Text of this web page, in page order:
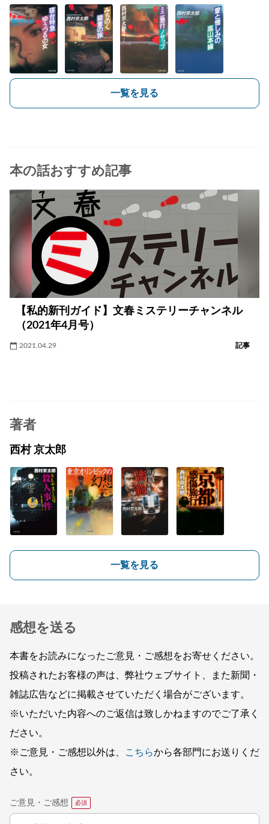
一覧を見る
本の話おすすめ記事
【私的新刊ガイド】文春ミステリーチャンネル
（2021年4月号）
2021.04.29 記事
著者
西村 京太郎
一覧を見る
感想を送る
本書をお読みになったご意見・ご感想をお寄せください。
投稿されたお客様の声は、弊社ウェブサイト、また新聞・
雑誌広告などに掲載させていただく場合がございます。
※いただいた内容へのご返信は致しかねますのでご了承く
ださい。
※ご意見・ご感想以外は、
こちらから各部門にお送りくだ
さい。
ご意見・ご感想